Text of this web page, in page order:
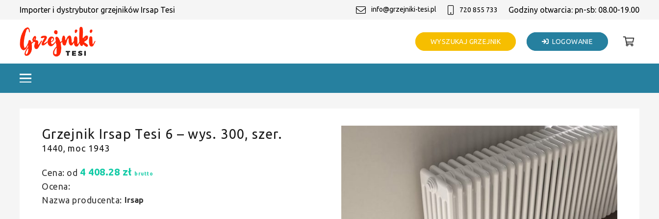
Importer i dystrybutor grzejników Irsap Tesi info@grzejniki-tesi.pl 720 855 733 Godziny otwarcia: pn-sb: 08.00-19.00
WYSZUKAJ GRZEJNIK LOGOWANIE
Grzejnik Irsap Tesi 6 – wys. 300, szer.
1440, moc 1943
Cena: od 4 408.28 zł brutto
Ocena:
Nazwa producenta: Irsap